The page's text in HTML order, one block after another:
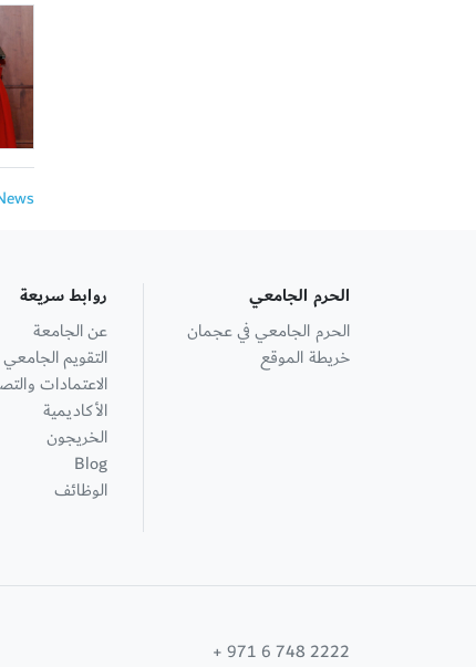
الحرم الجامعي
الحرم الجامعي في عجمان
خريطة الموقع
روابط سريعة
عن الجامعة
التقويم الجامعي
الاعتمادات
الأكاديمية
الخريجون
Blog
الوظائف
+ 971 6 748 2222